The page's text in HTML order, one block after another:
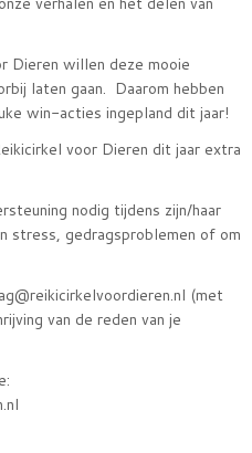
Dieren willen deze mooie
laten gaan. Daarom hebben
win-acties ingepland dit jaar!
voor Dieren dit jaar extra
nodig tijdens zijn/haar
stress, gedragsproblemen of om
(met
van de reden van je